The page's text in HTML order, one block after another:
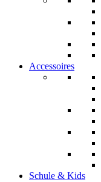
Accessoires
Schule & Kids